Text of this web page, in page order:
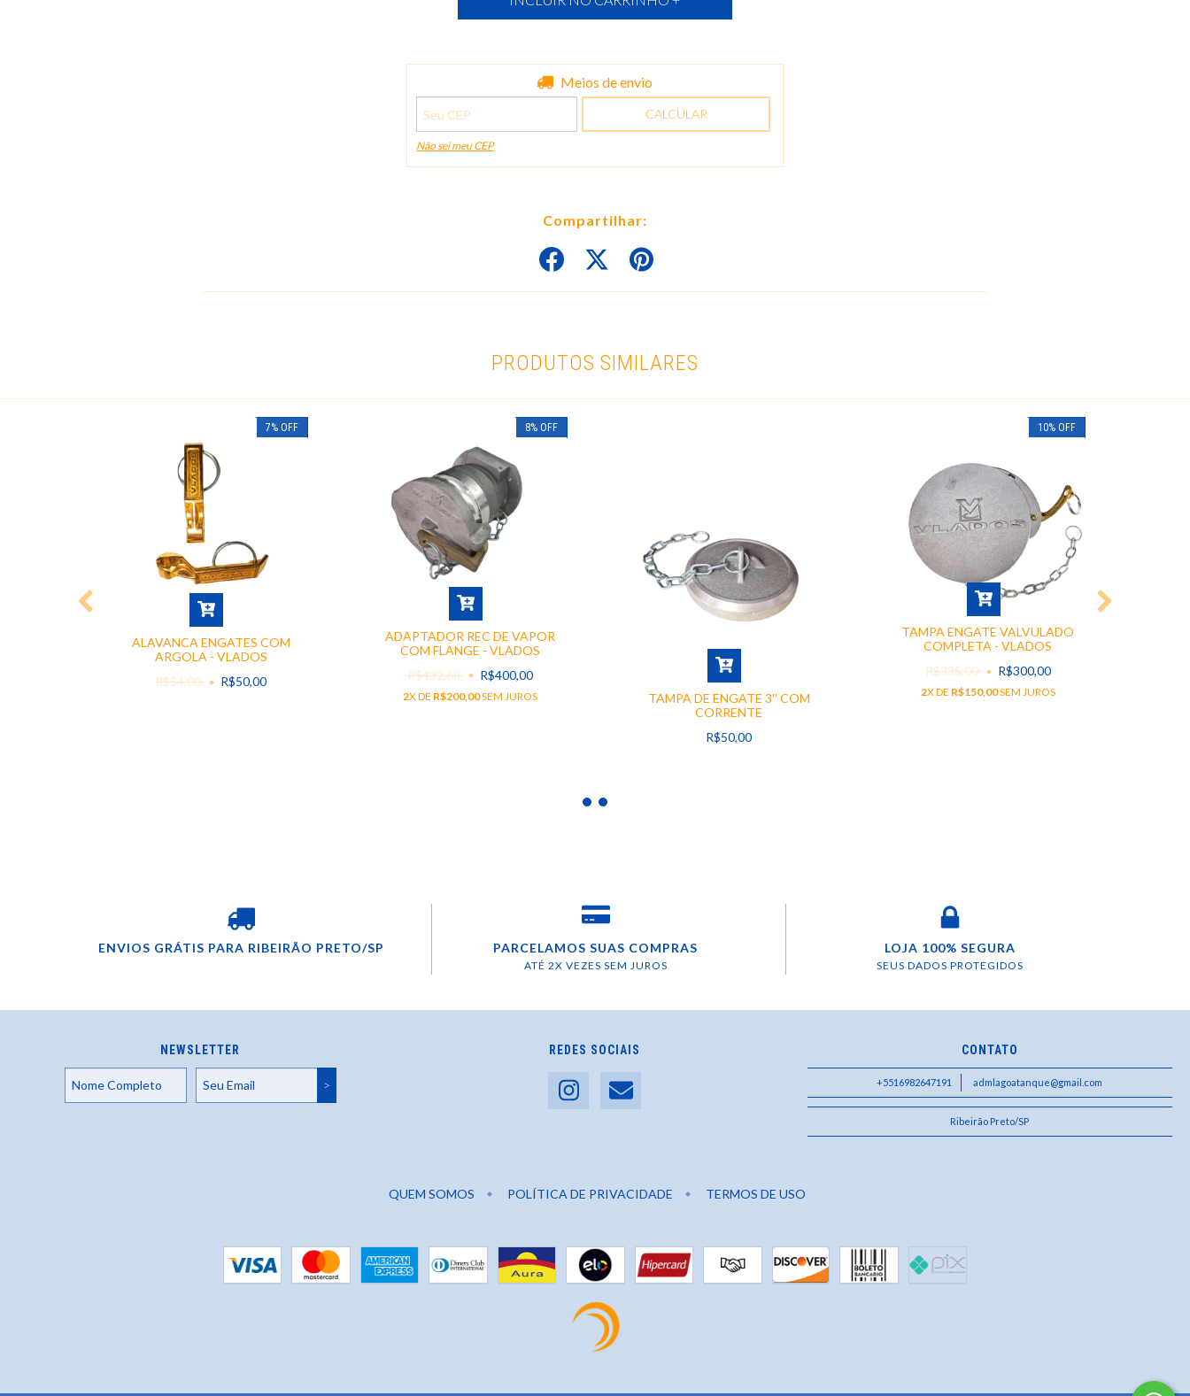
Meios de envio
CALCULAR
Não sei meu CEP
Compartilhar:
PRODUTOS SIMILARES
7%OFF
ALAVANCA ENGATES COM
ARGOLA - VLADOS
R$54,00
R$50,00
8% OFF
ADAPTADOR REC DE VAPOR
COM FLANGE - VLADOS
R$432,68
R$400,00
2X DE R$200,00SEM JUROS
TAMPA DE ENGATE 3'' COM
CORRENTE
R$50,00
10% OFF
TAMPA ENGATE VALVULADO
COMPLETA - VLADOS
R$335,00
R$300,00
2X DE R$150,00SEM JUROS
ENVIOS GRÁTIS PARA RIBEIRÃO PRETO/SP PARCELAMOS SUAS COMPRAS
ATÉ 2X VEZES SEM JUROS
LOJA 100% SEGURA
SEUS DADOS PROTEGIDOS
NEWSLETTER REDES SOCIAIS CONTATO
+5516982647191 admlagoatanque@gmail.com
Ribeirão Preto/SP
QUEM SOMOS POLÍTICA DE PRIVACIDADE TERMOS DE USO